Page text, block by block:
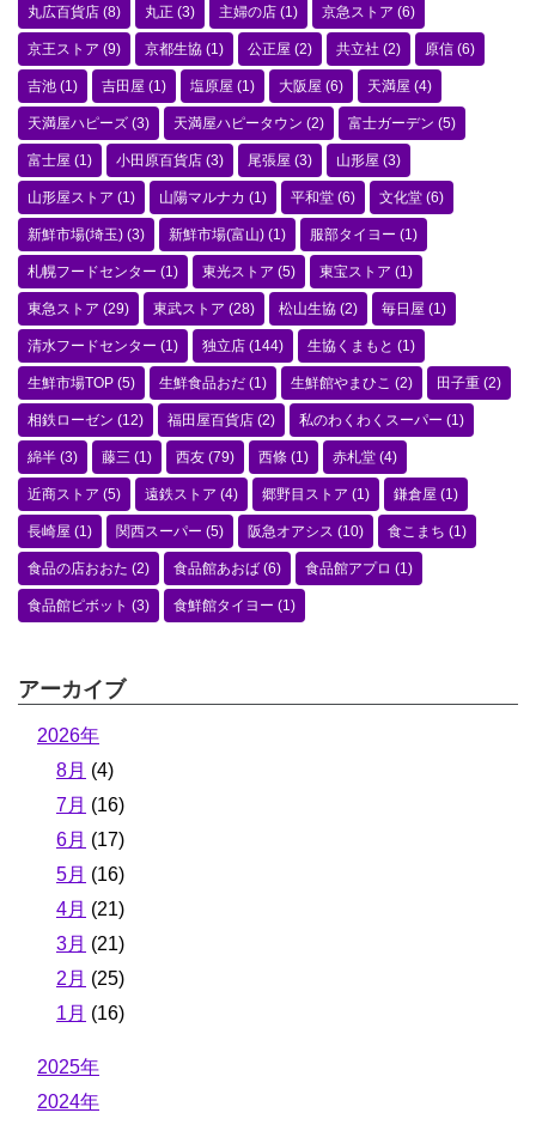
丸広百貨店 (8) 丸正 (3) 主婦の店 (1) 京急ストア (6)
京王ストア (9) 京都生協 (1) 公正屋 (2) 共立社 (2) 原信 (6)
吉池 (1) 吉田屋 (1) 塩原屋 (1) 大阪屋 (6) 天満屋 (4)
天満屋ハピーズ (3) 天満屋ハピータウン (2) 富士ガーデン (5)
富士屋 (1) 小田原百貨店 (3) 尾張屋 (3) 山形屋 (3)
山形屋ストア (1) 山陽マルナカ (1) 平和堂 (6) 文化堂 (6)
新鮮市場(埼玉) (3) 新鮮市場(富山) (1) 服部タイヨー (1)
札幌フードセンター (1) 東光ストア (5) 東宝ストア (1)
東急ストア (29) 東武ストア (28) 松山生協 (2) 毎日屋 (1)
清水フードセンター (1) 独立店 (144) 生協くまもと (1)
生鮮市場TOP (5) 生鮮食品おだ (1) 生鮮館やまひこ (2) 田子重 (2)
相鉄ローゼン (12) 福田屋百貨店 (2) 私のわくわくスーパー (1)
綿半 (3) 藤三 (1) 西友 (79) 西條 (1) 赤札堂 (4)
近商ストア (5) 遠鉄ストア (4) 郷野目ストア (1) 鎌倉屋 (1)
長崎屋 (1) 関西スーパー (5) 阪急オアシス (10) 食こまち (1)
食品の店おおた (2) 食品館あおば (6) 食品館アプロ (1)
食品館ピボット (3) 食鮮館タイヨー (1)
アーカイブ
2026年
8月 (4)
7月 (16)
6月 (17)
5月 (16)
4月 (21)
3月 (21)
2月 (25)
1月 (16)
2025年
2024年